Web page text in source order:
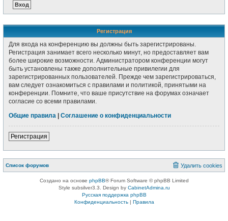
Регистрация
Для входа на конференцию вы должны быть зарегистрированы.
Регистрация занимает всего несколько минут, но предоставляет вам
более широкие возможности. Администратором конференции могут
быть установлены также дополнительные привилегии для
зарегистрированных пользователей. Прежде чем зарегистрироваться,
вам следует ознакомиться с правилами и политикой, принятыми на
конференции. Помните, что ваше присутствие на форумах означает
согласие со всеми правилами.
Общие правила
Соглашение о конфиденциальности
Регистрация
Список форумов Удалить cookies
Создано на основе phpBB® Forum Software © phpBB Limited
Style subsilver3.3. Design by CabinetAdmina.ru
Русская поддержка phpBB
Конфиденциальность| Правила